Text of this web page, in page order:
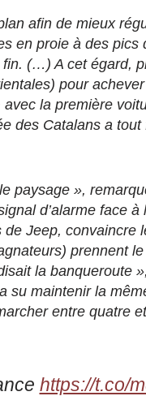
afin de mieux
en proie à des pics
(…) A cet égard,
pour
la première
des Catalans a
paysage »,
d’alarme face à
Jeep, convaincre
prennent le
la banqueroute
su maintenir la
entre quatre
https://t.co/